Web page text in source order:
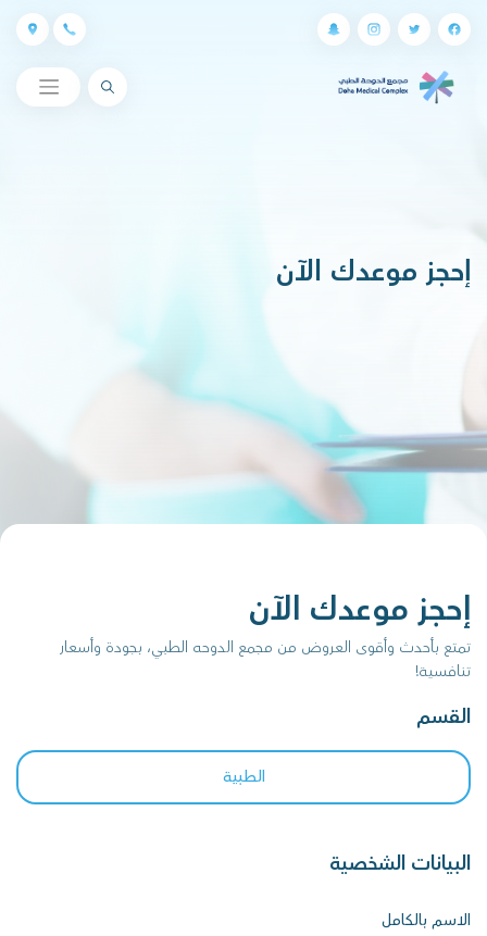
البحث
إحجز موعدك الآن
إحجز موعدك الآن
تمتع بأحدث وأقوى العروض من مجمع الدوحه الطبي، بجودة وأسعار
تنافسية!
القسم
الطبية
البيانات الشخصية
الاسم بالكامل